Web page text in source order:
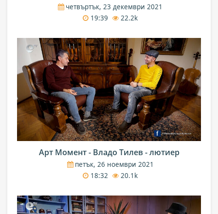
четвъртък, 23 декември 2021
19:39
22.2k
Арт Момент - Владо Тилев - лютиер
петък, 26 ноември 2021
18:32
20.1k